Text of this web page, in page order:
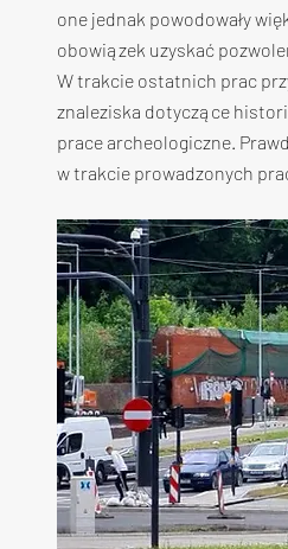
one jednak powodowały
obowiązek uzyskać
W trakcie ostatnich prac
znaleziska dotyczące
prace archeologiczne.
w trakcie prowadzonych